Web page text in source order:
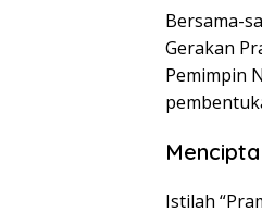
Bersama-
Gerakan
Pemimpin
Istilah